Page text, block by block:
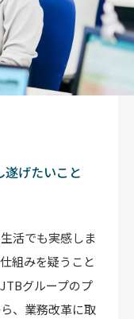
げたいこと
活でも実感しま
組みを疑うこと
グループのプ
、業務改革に取